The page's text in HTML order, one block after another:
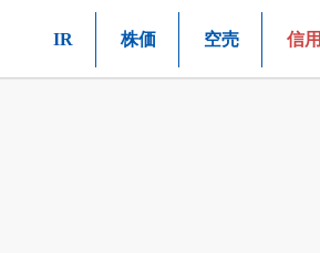
IR 株価 空売 信用